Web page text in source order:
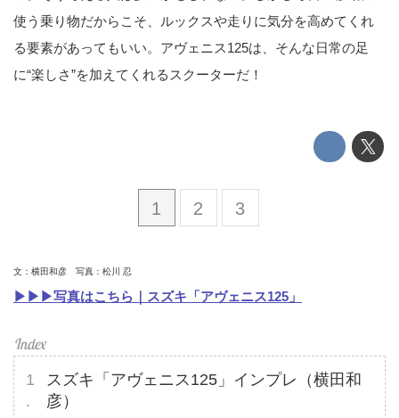
使う乗り物だからこそ、ルックスや走りに気分を高めてくれ
る要素があってもいい。アヴェニス125は、そんな日常の足
に“楽しさ”を加えてくれるスクーターだ！
1 2 3
文：横田和彦 写真：松川 忍
▶▶▶写真はこちら｜スズキ「アヴェニス125」
スズキ「アヴェニス125」インプレ（横田和
彦）